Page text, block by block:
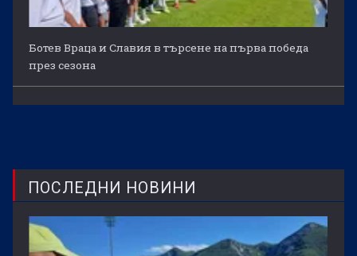
Ботев Враца и Славия в търсене на първа победа
през сезона
ПОСЛЕДНИ НОВИНИ